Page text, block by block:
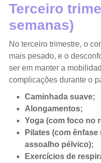
Terceiro
semanas)
No terceiro trimestre, o
mais pesado, e o
ser em manter a
complicações durante o
Caminhada suave;
Alongamentos;
Yoga (com foco no
Pilates (com
assoalho pélvico);
Exercícios de